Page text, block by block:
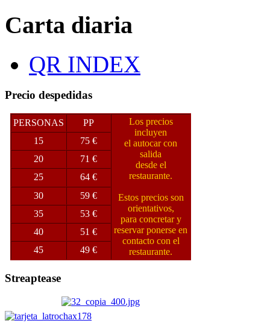
Carta diaria
QR INDEX
Precio despedidas
PERSONAS PP
Los precios
incluyen
el autocar con
salida
desde el
restaurante.
Estos precios son
orientativos,
para concretar y
reservar ponerse en
contacto con el
restaurante.
15
75 €
20
71 €
25
64 €
30
59 €
35
53 €
40
51 €
45
49 €
Streaptease